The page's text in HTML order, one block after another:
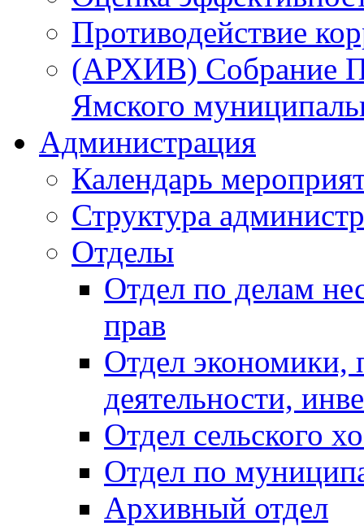
Противодействие
(АРХИВ) Собрание
Ямского
Администрация
Календарь
Структура
Отделы
Отдел по делам
прав
Отдел экономики,
деятельности,
Отдел сельского
Отдел по
Архивный отдел